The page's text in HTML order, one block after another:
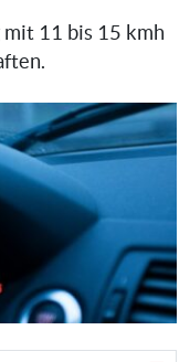
11 bis 15 kmh